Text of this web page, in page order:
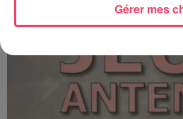
Gérer mes